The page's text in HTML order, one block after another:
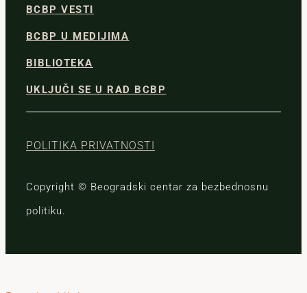
BCBP VESTI
BCBP U MEDIJIMA
BIBLIOTEKA
UKLJUČI SE U RAD BCBP
POLITIKA PRIVATNOSTI
Copyright © Beogradski centar za bezbednosnu
politiku.